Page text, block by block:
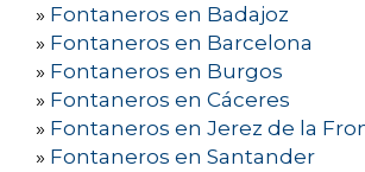
» Fontaneros en Badajoz
» Fontaneros en Barcelona
» Fontaneros en Burgos
» Fontaneros en Cáceres
» Fontaneros en Jerez de la
» Fontaneros en Santander